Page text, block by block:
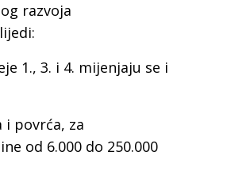
razvoja
1., 3. i 4. mijenjaju se i
i povrća, za
od 6.000 do 250.000